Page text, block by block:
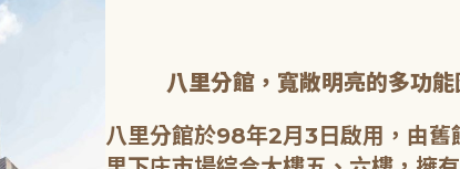
八里分館，寬敞明亮的多功
八里分館於98年2月3日啟用，由舊